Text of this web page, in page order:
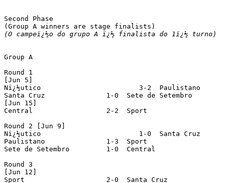
Second Phase
(O campeï¿½o do grupo A ï¿½ finalista do 1ï¿½ turno)
Group A
Round 1
[Jun 5]
Nï¿½utico			 3-2  Paulistano		(played at Ilha do Retiro stadium)
Santa Cruz		 1-0  Sete de Setembro
[Jun 15]
Central			 2-2  Sport
Round 2 [Jun 9]
Nï¿½utico			 1-0  Santa Cruz
Paulistano		 1-3  Sport
Sete de Setembro 	 1-0  Central
Round 3
[Jun 12]
Sport			 2-0  Santa Cruz